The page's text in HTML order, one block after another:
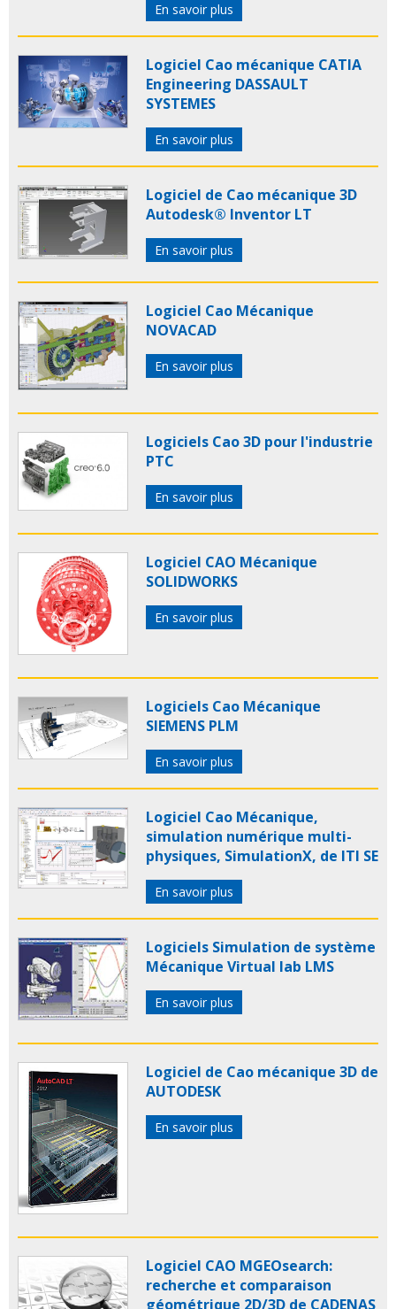
En savoir plus
Logiciel Cao mécanique CATIA
Engineering DASSAULT
SYSTEMES
En savoir plus
Logiciel de Cao mécanique 3D
Autodesk® Inventor LT
En savoir plus
Logiciel Cao Mécanique
NOVACAD
En savoir plus
Logiciels Cao 3D pour l'industrie
PTC
En savoir plus
Logiciel CAO Mécanique
SOLIDWORKS
En savoir plus
Logiciels Cao Mécanique
SIEMENS PLM
En savoir plus
Logiciel Cao Mécanique,
simulation numérique multi-
physiques, SimulationX, de ITI SE
En savoir plus
Logiciels Simulation de système
Mécanique Virtual lab LMS
En savoir plus
Logiciel de Cao mécanique 3D de
AUTODESK
En savoir plus
Logiciel CAO MGEOsearch:
recherche et comparaison
géométrique 2D/3D de CADENAS